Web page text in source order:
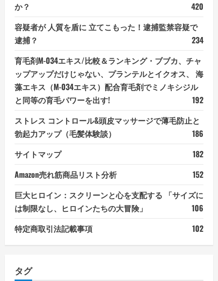
か？
420
容疑者が 人質を盾に 立てこもった！逮捕監禁容疑で
逮捕？
234
育毛剤M-034エキス/比較＆ランキング・ブブカ、チャ
ップアップだけじゃない、プランテルとイクオス、 海
藻エキス（M-034エキス）配合育毛剤でミノキシジル
と同等の育毛パワーを出す!
192
ストレス コントロール&頭皮マッサージで薄毛防止と
勃起力アップ（毛髪体験談）
186
サイトマップ
182
Amazon売れ筋商品リスト分析
152
巨大ヒロイン：スクリーンと心を支配する 「サイズに
は制限なし、ヒロインたちの大冒険」
106
特定商取引法記載事項
102
タグ